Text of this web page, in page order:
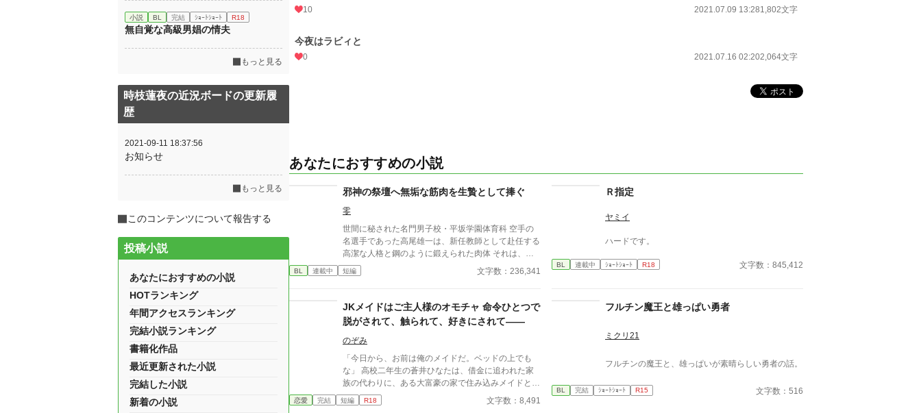
10 2021.07.09 13:281,802文字
今夜はラビィと
0 2021.07.16 02:202,064文字
あなたにおすすめの小説
邪神の祭壇へ無垢な筋肉を生贄として捧ぐ
零
世間に秘された名門男子校・平坂学園体育科 空手の
名選手であった高尾雄一は、新任教師として赴任する
高潔な人格と鋼のように鍛えられた肉体 それは、学
園にとって最高の生贄の候補に他ならなかった 至高
の筋肉を持つ、精神を削られ意志をなくした青年を太
躍する 意志をなくし筋肉の操り人形と化した“デク”
消える教師 山奥の男子校で繰り広げられるダークフ
ァンタジー
BL 連載中 短編 文字数：236,341
Ｒ指定
ヤミイ
ハードです。
BL 連載中 ｼｮｰﾄｼｮｰﾄ R18 文字数：845,412
JKメイドはご主人様のオモチャ 命令ひとつで
脱がされて、触られて、好きにされて――
のぞみ
「今日から、お前は俺のメイドだ。ベッドの上でも
な」 高校二年生の蒼井ひなたは、借金に追われた家
族の代わりに、ある大富豪の家で住み込みメイドとし
て働くことに。 そこは、まるでおとぎ話に出てきそ
うな大きな洋館。 でも、そこで待っていたのは、同
恋愛 完結 短編 R18 文字数：8,491
フルチン魔王と雄っぱい勇者
ミクリ21
フルチンの魔王と、雄っぱいが素晴らしい勇者の話。
BL 完結 ｼｮｰﾄｼｮｰﾄ R15 文字数：516
小説 BL 完結 ｼｮｰﾄｼｮｰﾄ R18
無自覚な高級男娼の情夫
もっと見る
時枝蓮夜の近況ボードの更新履
歴
2021-09-11 18:37:56
お知らせ
もっと見る
このコンテンツについて報告する
投稿小説
あなたにおすすめの小説
HOTランキング
年間アクセスランキング
完結小説ランキング
書籍化作品
最近更新された小説
完結した小説
新着の小説